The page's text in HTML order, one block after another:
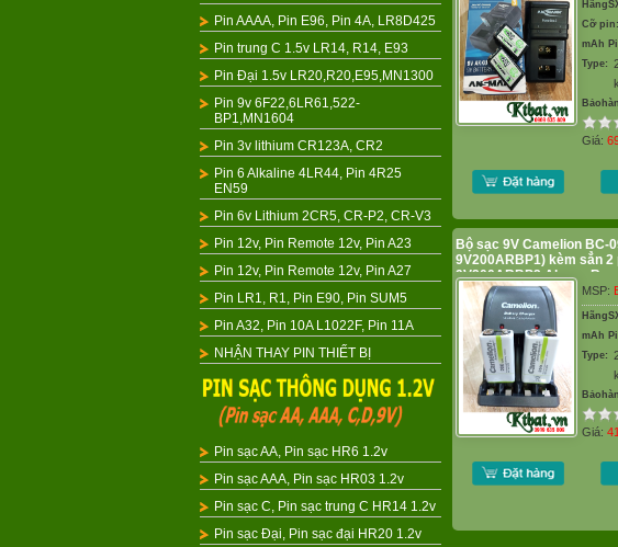
Pin AAAA, Pin E96, Pin 4A, LR8D425
Pin trung C 1.5v LR14, R14, E93
Pin Đại 1.5v LR20,R20,E95,MN1300
Pin 9v 6F22,6LR61,522-
BP1,MN1604
Pin 3v lithium CR123A, CR2
Pin 6 Alkaline 4LR44, Pin 4R25
EN59
Pin 6v Lithium 2CR5, CR-P2, CR-V3
Pin 12v, Pin Remote 12v, Pin A23
Pin 12v, Pin Remote 12v, Pin A27
Pin LR1, R1, Pin E90, Pin SUM5
Pin A32, Pin 10A L1022F, Pin 11A
NHẬN THAY PIN THIẾT BỊ
Pin sạc AA, Pin sạc HR6 1.2v
Pin sạc AAA, Pin sạc HR03 1.2v
Pin sạc C, Pin sạc trung C HR14 1.2v
Pin sạc Đại, Pin sạc đại HR20 1.2v
Cỡ pin:
mAh
Type:
Giá:
Bộ sạc 9V Camelion BC-
9V200ARBP1) kèm sẳn 2
9V200ARBP2
MSP:
mAh
Type:
Giá: